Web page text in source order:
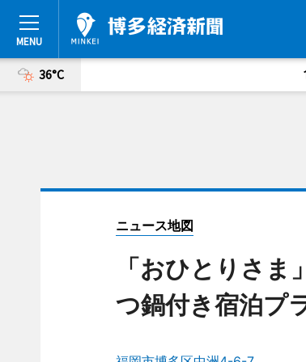
36°C
ニュース地図
「おひとりさ
つ鍋付き宿泊プ